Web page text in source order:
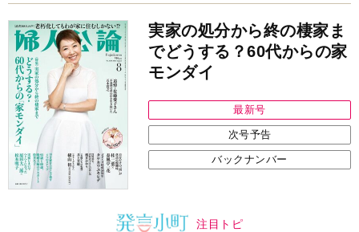
実家の処分から終の棲家ま
でどうする？60代からの家
モンダイ
最新号
次号予告
バックナンバー
注目トピ